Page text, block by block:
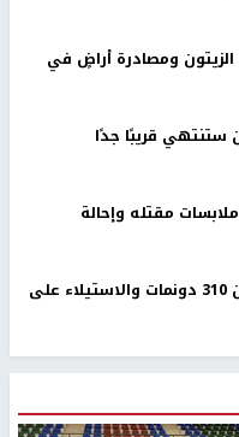
الزيتون ومصادرة أراضٍ في
ستنتهي قريبًا جدًا
مقتله وإحالة
الاحتلال يخطر باقتلاع أشجار من 310 دونمات والاستيلاء على